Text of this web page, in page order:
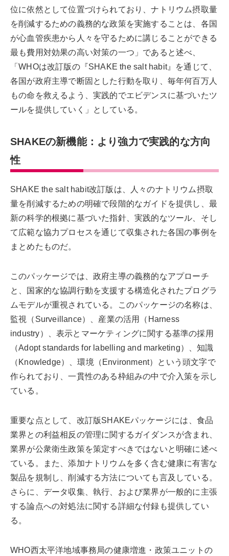
位に依然として位置づけられており、ナトリウム摂取量
を削減するための義務的な政策を実施することは、各国
が心血管疾患から人々を守るために講じることができる
最も費用対効果の高い対策の一つ」であると述べ、
「WHOは改訂版の『SHAKE the salt habit』を通じて、
各国が政府主導で断固とした行動を取り、毎年何百万人
もの命を救えるよう、実践的でエビデンスに基づいたツ
ールを提供していく」としている。
SHAKEの新機能：より強力で実践的な方向
性
SHAKE the salt habit改訂版は、人々のナトリウム摂取
量を削減するための明確で段階的なガイドを提供し、最
新の科学的根拠に基づいた指針、実践的なツール、そし
て広範な協力プロセスを通じて収集された各国の事例を
まとめたものだ。
このパッケージでは、政府主導の義務的なアプローチ
と、国家的な協調行動を支援する構造化されたプログラ
ムモデルが重視されている。このパッケージの名称は、
監視（Surveillance）、産業の活用（Harness
industry）、表示とマーケティングに関する基準の採用
（Adopt standards for labelling and marketing）、知識
（Knowledge）、環境（Environment）という頭文字で
作られており、一貫性のある枠組みの中で介入策を示し
ている。
重要な点として、改訂版SHAKEパッケージには、食品
業界との利益相反の管理に関するガイダンスが含まれ、
業界が公衆衛生政策を策定すべきではないと明確に述べ
ている。また、添加ナトリウムを多く含む健康に有害な
製品を規制し、削減する方法についても言及している。
さらに、データ収集、執行、および業界が一般的に主張
する論点への対処法に関する詳細な付録も提供してい
る。
WHO西太平洋地域事務局の健康増進・政策ユニットの